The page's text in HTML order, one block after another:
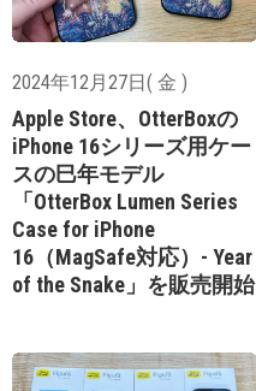
2024年12月27日( 金 )
Apple Store、OtterBoxの
iPhone 16シリーズ用ケー
スの巳年モデル
「OtterBox Lumen Series
Case for iPhone
16（MagSafe対応）- Year
of the Snake」を販売開始